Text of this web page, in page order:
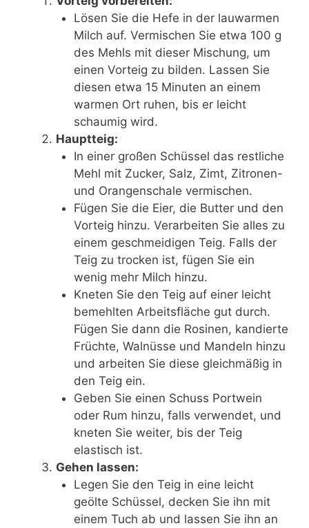
Lösen Sie die Hefe in der lauwarmen
Milch auf. Vermischen Sie etwa 100 g
des Mehls mit dieser Mischung, um
einen Vorteig zu bilden. Lassen Sie
diesen etwa 15 Minuten an einem
warmen Ort ruhen, bis er leicht
schaumig wird.
Hauptteig:
In einer großen Schüssel das restliche
Mehl mit Zucker, Salz, Zimt, Zitronen-
und Orangenschale vermischen.
Fügen Sie die Eier, die Butter und den
Vorteig hinzu. Verarbeiten Sie alles zu
einem geschmeidigen Teig. Falls der
Teig zu trocken ist, fügen Sie ein
wenig mehr Milch hinzu.
Kneten Sie den Teig auf einer leicht
bemehlten Arbeitsfläche gut durch.
Fügen Sie dann die Rosinen, kandierte
Früchte, Walnüsse und Mandeln hinzu
und arbeiten Sie diese gleichmäßig in
den Teig ein.
Geben Sie einen Schuss Portwein
oder Rum hinzu, falls verwendet, und
kneten Sie weiter, bis der Teig
elastisch ist.
Gehen lassen:
Legen Sie den Teig in eine leicht
geölte Schüssel, decken Sie ihn mit
einem Tuch ab und lassen Sie ihn an